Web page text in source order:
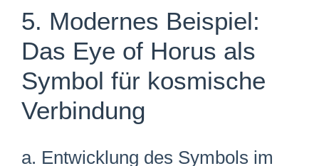
5. Modernes Beispiel:
Das Eye of Horus als
Symbol für kosmische
Verbindung
a. Entwicklung des Symbols im